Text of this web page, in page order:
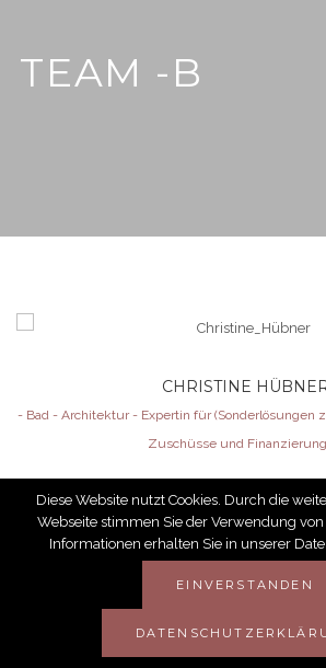
TEAM -B
CHRISTINE
- Bad - Architektur - Expertin für (Sonderlösungen
Zuschüsse und
© 2019 ALLE RECHTE
Diese Website nutzt Cookies. Durch die
Webseite stimmen Sie der Verwendung von
Informationen erhalten Sie in unserer
EINVERSTANDEN